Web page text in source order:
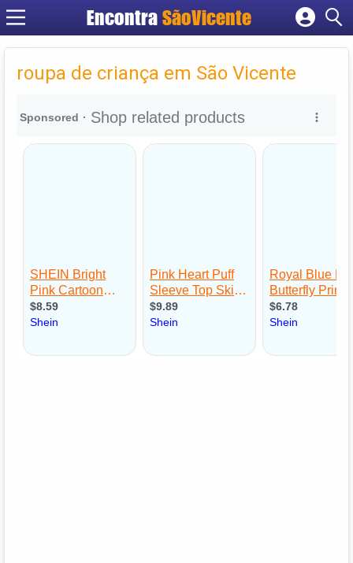
Encontra SãoVicente
Cadastrar empresa
Fazer login
Criar conta
roupa de criança em São Vicente